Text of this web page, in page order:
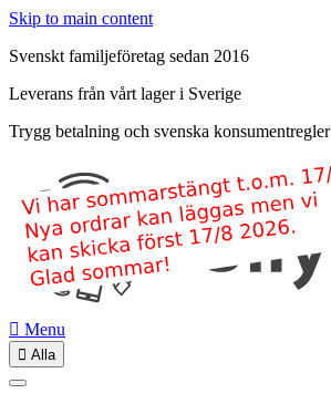
Skip to main content
Svenskt familjeföretag sedan 2016
Leverans från vårt lager i Sverige
Trygg betalning och svenska konsumentregler
 Menu
 Alla